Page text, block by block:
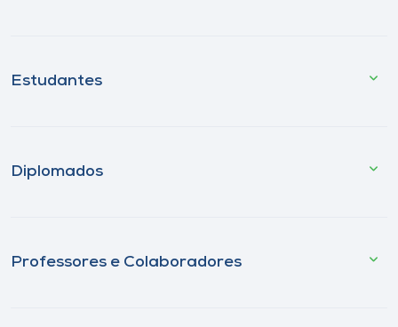
Estudantes
Diplomados
Professores e Colaboradores